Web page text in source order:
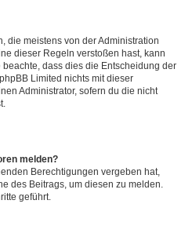
die meistens von der Administration
dieser Regeln verstoßen hast, kann
dass dies die Entscheidung der
Limited nichts mit dieser
Administrator, sofern du die nicht
melden?
Berechtigungen vergeben hat,
des Beitrags, um diesen zu melden.
geführt.